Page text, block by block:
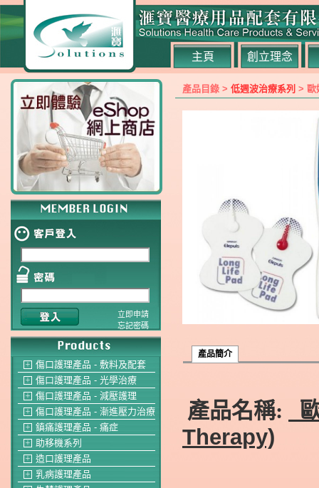
主頁 創立理念
立即申請
忘記密碼
＋ 傷口護理產品 - 敷料及配套
＋ 傷口護理產品 - 光學治療
＋ 傷口護理產品 - 減壓護理
＋ 傷口護理產品 - 漸進壓力治療
＋ 鎮痛護理產品 - 痛症
＋ 助移機系列
＋ 造口護理產品
＋ 乳病護理產品
產品目錄 > 低週波治療系列 > 歐
產品簡介
產品名稱:
Therapy)